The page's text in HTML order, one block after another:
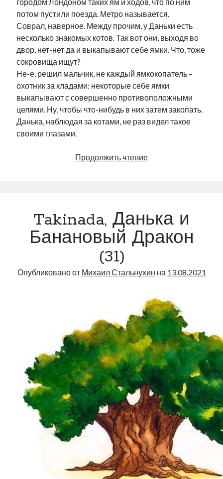
потом пустили поезда. Метро называется.
Соврал, наверное. Между прочим, у Даньки есть
несколько знакомых котов. Так вот они, выходя во
двор, нет-нет да и выкапывают себе ямки. Что, тоже
сокровища ищут?
Не-е, решил мальчик, не каждый ямкокопатель –
охотник за кладами: некоторые себе ямки
выкапывают с совершенно противоположными
целями. Ну, чтобы что-нибудь в них затем закопать.
Данька, наблюдая за котами, не раз видел такое
своими глазами.
Продолжить чтениеTakinada,
(32)
Takinada, Данька и
Банановый Дракон
(31)
Опубликовано от Михаил Стальнухин на 13.08.2021